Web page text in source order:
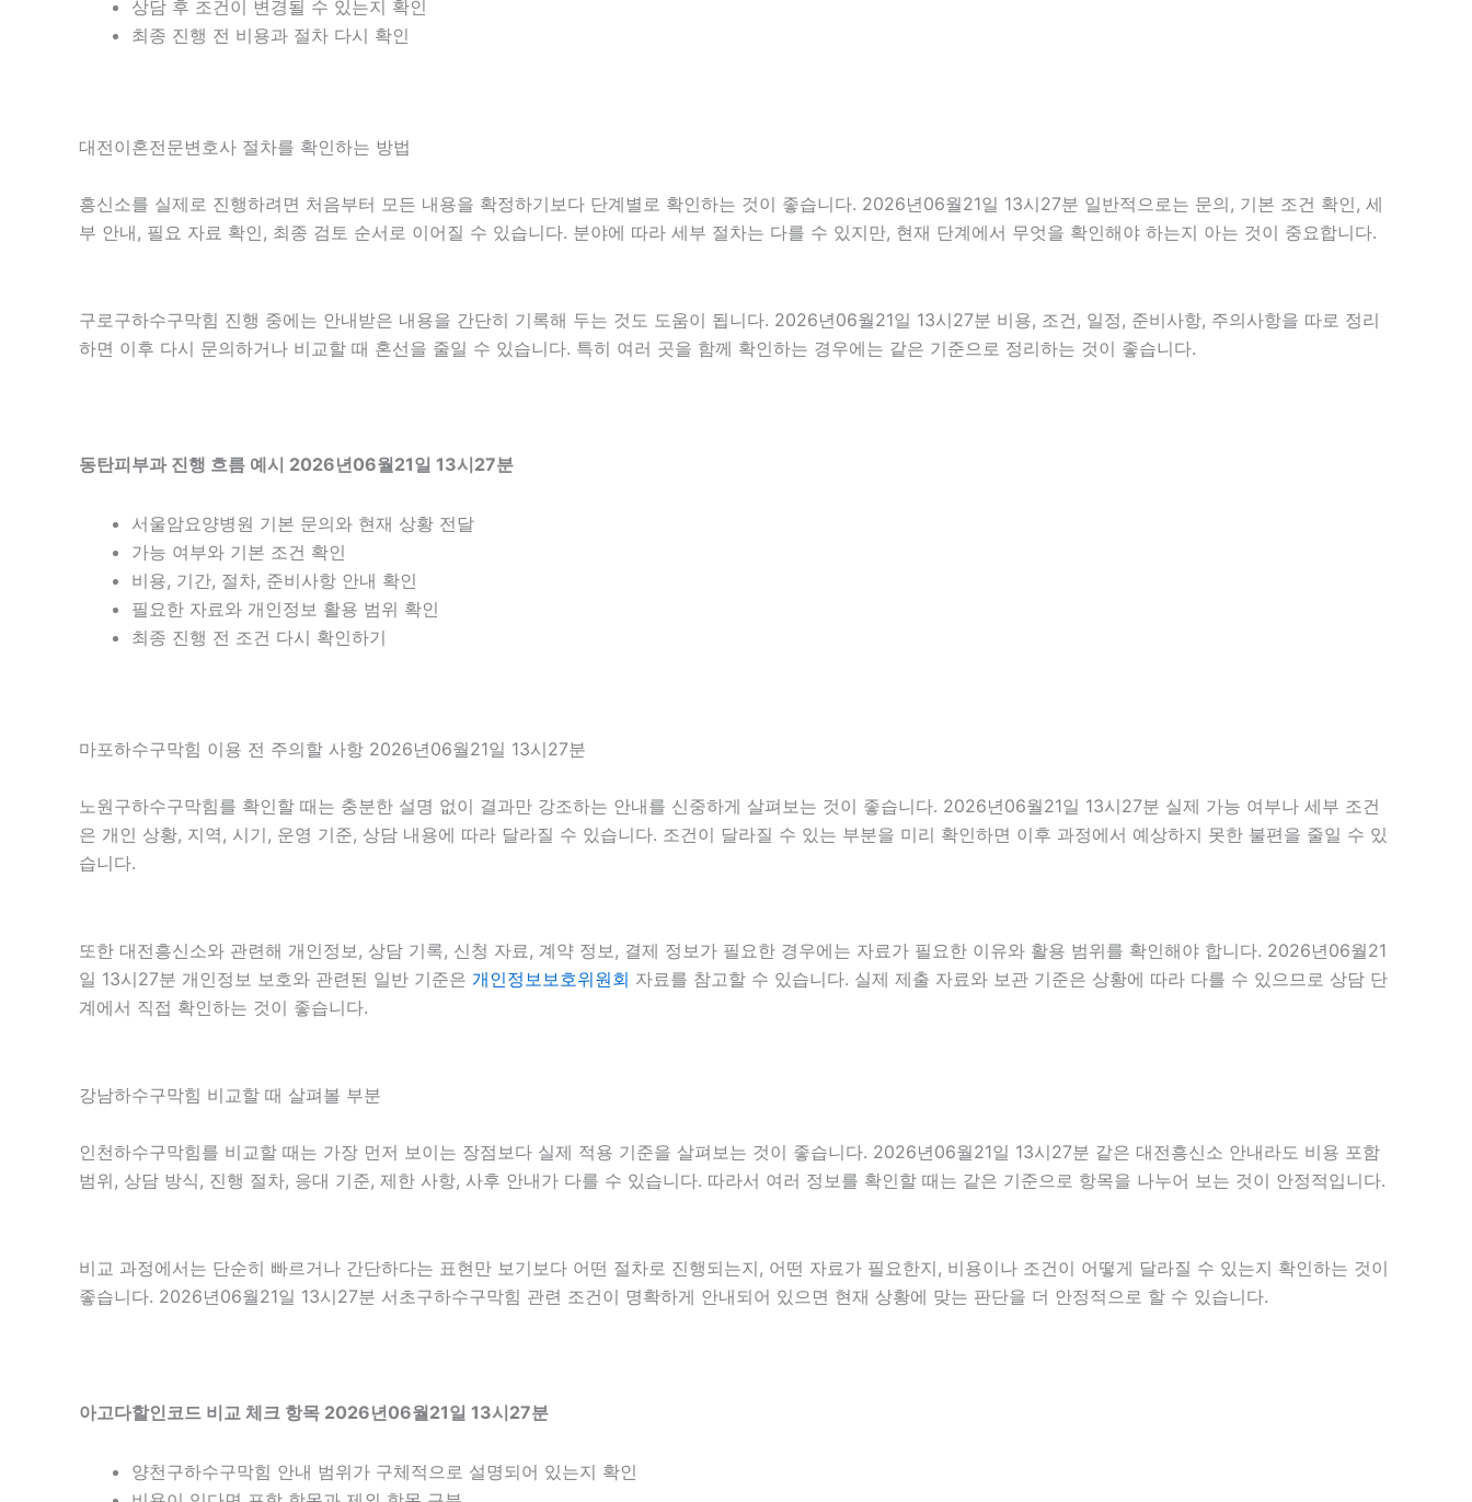
상담 후 조건이 변경될 수 있는지 확인
최종 진행 전 비용과 절차 다시 확인
대전이혼전문변호사 절차를 확인하는 방법
흥신소를 실제로 진행하려면 처음부터 모든 내용을 확정하기보다 단계별로 확인하는 것이 좋습니다. 2026년06월21일 13시27분 일반적으로는 문의, 기본 조건 확인, 세
부 안내, 필요 자료 확인, 최종 검토 순서로 이어질 수 있습니다. 분야에 따라 세부 절차는 다를 수 있지만, 현재 단계에서 무엇을 확인해야 하는지 아는 것이 중요합니다.
구로구하수구막힘 진행 중에는 안내받은 내용을 간단히 기록해 두는 것도 도움이 됩니다. 2026년06월21일 13시27분 비용, 조건, 일정, 준비사항, 주의사항을 따로 정리
하면 이후 다시 문의하거나 비교할 때 혼선을 줄일 수 있습니다. 특히 여러 곳을 함께 확인하는 경우에는 같은 기준으로 정리하는 것이 좋습니다.
동탄피부과 진행 흐름 예시 2026년06월21일 13시27분
서울암요양병원 기본 문의와 현재 상황 전달
가능 여부와 기본 조건 확인
비용, 기간, 절차, 준비사항 안내 확인
필요한 자료와 개인정보 활용 범위 확인
최종 진행 전 조건 다시 확인하기
마포하수구막힘 이용 전 주의할 사항 2026년06월21일 13시27분
노원구하수구막힘를 확인할 때는 충분한 설명 없이 결과만 강조하는 안내를 신중하게 살펴보는 것이 좋습니다. 2026년06월21일 13시27분 실제 가능 여부나 세부 조건
은 개인 상황, 지역, 시기, 운영 기준, 상담 내용에 따라 달라질 수 있습니다. 조건이 달라질 수 있는 부분을 미리 확인하면 이후 과정에서 예상하지 못한 불편을 줄일 수 있
습니다.
또한 대전흥신소와 관련해 개인정보, 상담 기록, 신청 자료, 계약 정보, 결제 정보가 필요한 경우에는 자료가 필요한 이유와 활용 범위를 확인해야 합니다. 2026년06월21
일 13시27분 개인정보 보호와 관련된 일반 기준은 개인정보보호위원회 자료를 참고할 수 있습니다. 실제 제출 자료와 보관 기준은 상황에 따라 다를 수 있으므로 상담 단
계에서 직접 확인하는 것이 좋습니다.
강남하수구막힘 비교할 때 살펴볼 부분
인천하수구막힘를 비교할 때는 가장 먼저 보이는 장점보다 실제 적용 기준을 살펴보는 것이 좋습니다. 2026년06월21일 13시27분 같은 대전흥신소 안내라도 비용 포함
범위, 상담 방식, 진행 절차, 응대 기준, 제한 사항, 사후 안내가 다를 수 있습니다. 따라서 여러 정보를 확인할 때는 같은 기준으로 항목을 나누어 보는 것이 안정적입니다.
비교 과정에서는 단순히 빠르거나 간단하다는 표현만 보기보다 어떤 절차로 진행되는지, 어떤 자료가 필요한지, 비용이나 조건이 어떻게 달라질 수 있는지 확인하는 것이
좋습니다. 2026년06월21일 13시27분 서초구하수구막힘 관련 조건이 명확하게 안내되어 있으면 현재 상황에 맞는 판단을 더 안정적으로 할 수 있습니다.
아고다할인코드 비교 체크 항목 2026년06월21일 13시27분
양천구하수구막힘 안내 범위가 구체적으로 설명되어 있는지 확인